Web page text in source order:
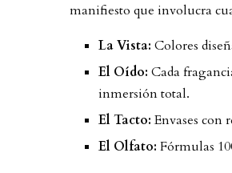
manifiesto que involucra
La Vista: Colores
El Oído: Cada
inmersión total.
El Tacto:Envases con
El Olfato: Fórmulas